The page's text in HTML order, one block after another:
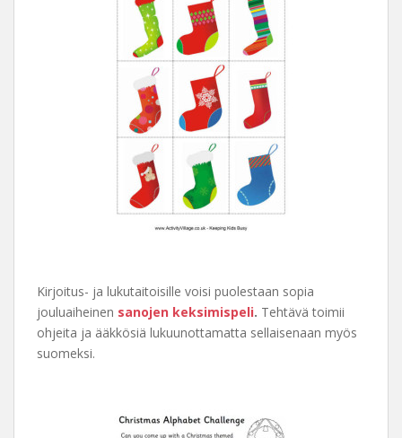
Kirjoitus- ja lukutaitoisille voisi puolestaan sopia
jouluaiheinen sanojen keksimispeli. Tehtävä toimii
ohjeita ja ääkkösiä lukuunottamatta sellaisenaan myös
suomeksi.